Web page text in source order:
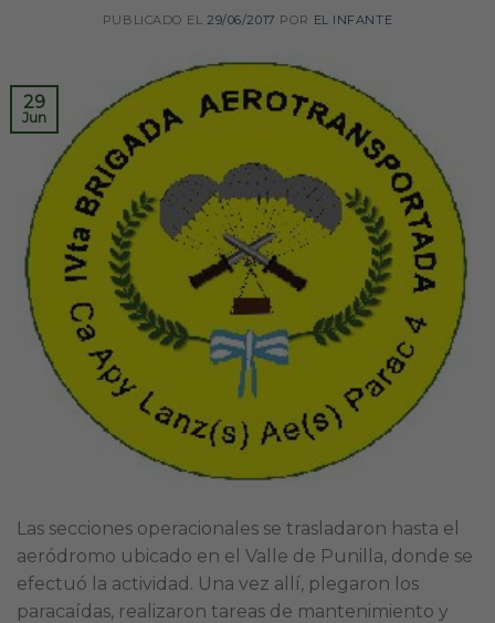
PUBLICADO EL29/06/2017 POR EL INFANTE
29
Jun
Las secciones operacionales se trasladaron hasta el
aeródromo ubicado en el Valle de Punilla, donde se
efectuó la actividad. Una vez allí, plegaron los
paracaídas, realizaron tareas de mantenimiento y